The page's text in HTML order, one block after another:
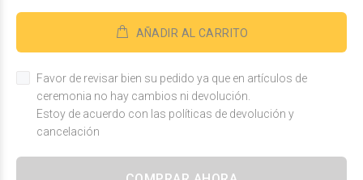
AÑADIR AL CARRITO
Favor de revisar bien su pedido ya que en artículos de
ceremonia no hay cambios ni devolución.
Estoy de acuerdo con las políticas de devolución y
cancelación